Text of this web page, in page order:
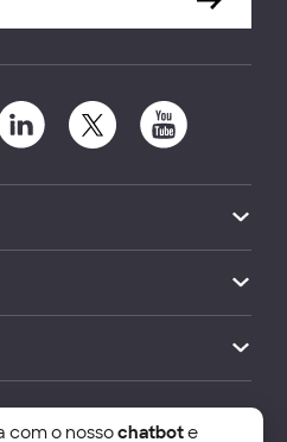
of Economics and
com o nossochatbote